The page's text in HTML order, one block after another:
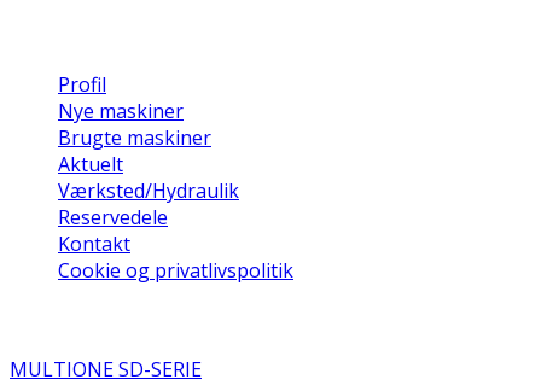
Profil
Nye maskiner
Brugte maskiner
Aktuelt
Værksted/Hydraulik
Reservedele
Kontakt
Cookie og privatlivspolitik
MULTIONE SD-SERIE